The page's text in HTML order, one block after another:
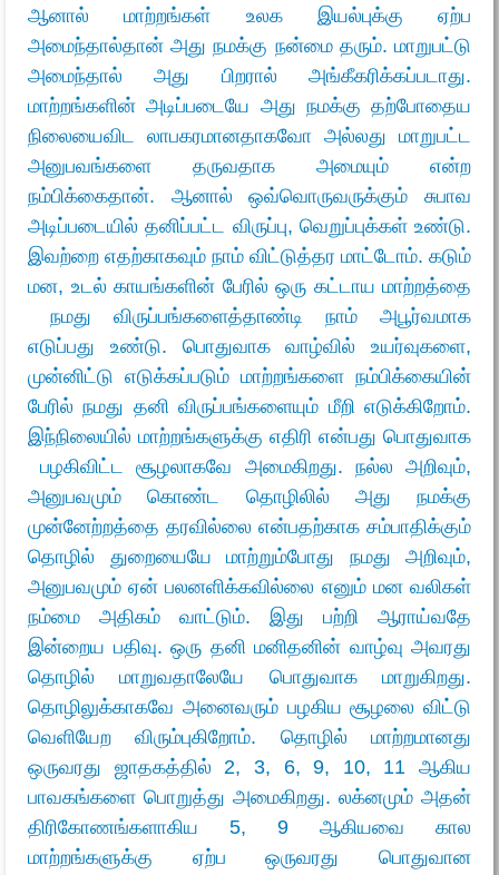
ஆனால் மாற்றங்கள் உலக இயல்புக்கு ஏற்ப
அமைந்தால்தான் அது நமக்கு நன்மை தரும். மாறுபட்டு
அமைந்தால் அது பிறரால் அங்கீகரிக்கப்படாது.
மாற்றங்களின் அடிப்படையே அது நமக்கு தற்போதைய
நிலையைவிட லாபகரமானதாகவோ அல்லது மாறுபட்ட
அனுபவங்களை தருவதாக அமையும் என்ற
நம்பிக்கைதான். ஆனால் ஒவ்வொருவருக்கும் சுபாவ
அடிப்படையில் தனிப்பட்ட விருப்பு, வெறுப்புக்கள் உண்டு.
இவற்றை எதற்காகவும் நாம் விட்டுத்தர மாட்டோம். கடும்
மன, உடல் காயங்களின் பேரில் ஒரு கட்டாய மாற்றத்தை
நமது விருப்பங்களைத்தாண்டி நாம் அபூர்வமாக
எடுப்பது உண்டு. பொதுவாக வாழ்வில் உயர்வுகளை,
முன்னிட்டு எடுக்கப்படும் மாற்றங்களை நம்பிக்கையின்
பேரில் நமது தனி விருப்பங்களையும் மீறி எடுக்கிறோம்.
இந்நிலையில் மாற்றங்களுக்கு எதிரி என்பது பொதுவாக
பழகிவிட்ட சூழலாகவே அமைகிறது. நல்ல அறிவும்,
அனுபவமும் கொண்ட தொழிலில் அது நமக்கு
முன்னேற்றத்தை தரவில்லை என்பதற்காக சம்பாதிக்கும்
தொழில் துறையையே மாற்றும்போது நமது அறிவும்,
அனுபவமும் ஏன் பலனளிக்கவில்லை எனும் மன வலிகள்
நம்மை அதிகம் வாட்டும். இது பற்றி ஆராய்வதே
இன்றைய பதிவு. ஒரு தனி மனிதனின் வாழ்வு அவரது
தொழில் மாறுவதாலேயே பொதுவாக மாறுகிறது.
தொழிலுக்காகவே அனைவரும் பழகிய சூழலை விட்டு
வெளியேற விரும்புகிறோம். தொழில் மாற்றமானது
ஒருவரது ஜாதகத்தில் 2, 3, 6, 9, 10, 11 ஆகிய
பாவகங்களை பொறுத்து அமைகிறது. லக்னமும் அதன்
திரிகோணங்களாகிய 5, 9 ஆகியவை கால
மாற்றங்களுக்கு ஏற்ப ஒருவரது பொதுவான